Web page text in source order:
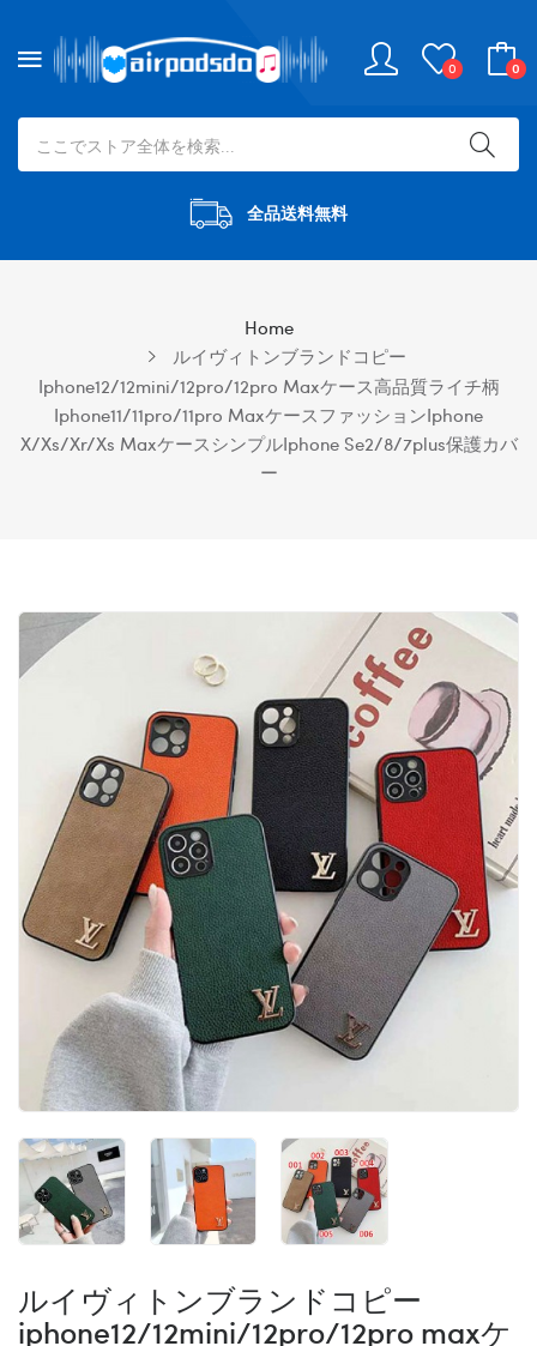
0 0
全品送料無料
Home
ルイヴィトンブランドコピー
Iphone12/12mini/12pro/12pro Maxケース高品質ライチ柄
Iphone11/11pro/11pro Maxケースファッションiphone
X/xs/xr/xs Maxケースシンプルiphone Se2/8/7plus保護カバ
ー
ルイヴィトンブランドコピー
iphone12/12mini/12pro/12pro maxケ